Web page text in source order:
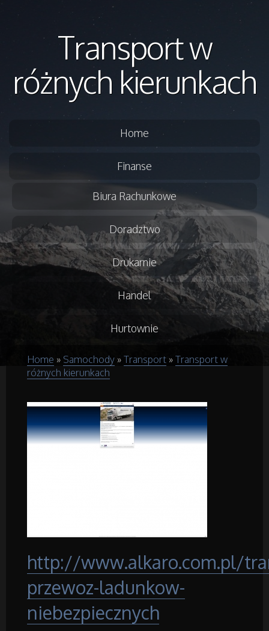
Transport w
różnych kierunkach
Home
Finanse
Biura Rachunkowe
Doradztwo
Drukarnie
Handel
Hurtownie
Kredyty, Leasing
Ubezpieczenia
Remonty, Elektryk, Hydraulik
Materiały Budowlane
Home » Samochody » Transport » Transport w
różnych kierunkach
http://www.alkaro.com.pl/
przewoz-ladunkow-
niebezpiecznych